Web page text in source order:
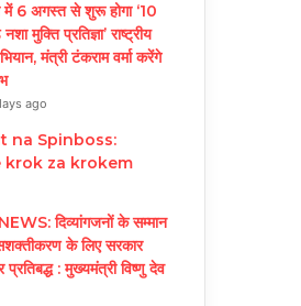
में 6 अगस्त से शुरू होगा ‘10
मुक्ति प्रतिज्ञा’ राष्ट्रीय
मंत्री टंकराम वर्मा करेंगे
ago
na Spinboss:
za krokem
दिव्यांगजनों के सम्मान
के लिए सरकार
प्रतिबद्ध : मुख्यमंत्री विष्णु देव